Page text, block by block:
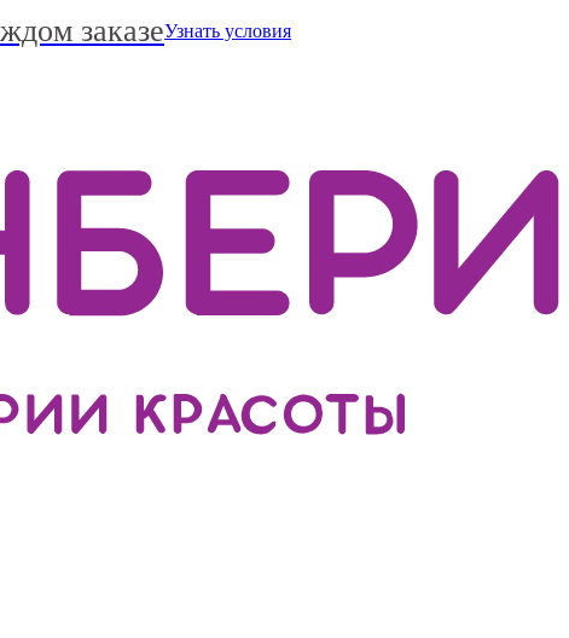
заказеУзнать условия